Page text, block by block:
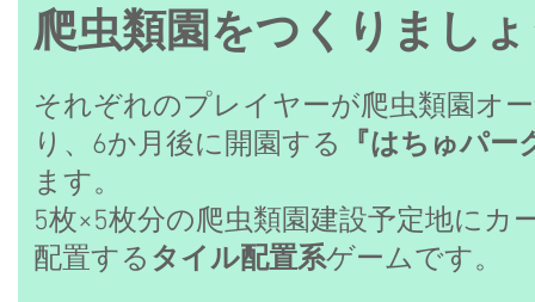
爬虫類園をつくりまし
それぞれのプレイヤーが爬虫類園オ
り、6か月後に開園する
『はちゅパー
ます。
5枚×5枚分の爬虫類園建設予定地にカ
配置する タイル配置系ゲームです。